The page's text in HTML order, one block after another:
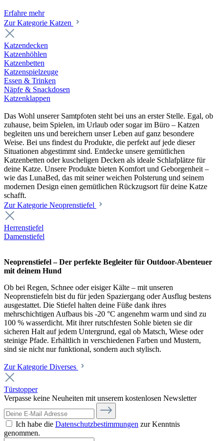
Erfahre mehr
Zur Kategorie Katzen
Katzendecken
Katzenhöhlen
Katzenbetten
Katzenspielzeuge
Essen & Trinken
Näpfe & Snackdosen
Katzenklappen
Das Wohl unserer Samtpfoten steht bei uns an erster Stelle. Egal, ob
zuhause, beim Spielen, im Urlaub oder sogar im Büro – Katzen
begleiten uns und bereichern unser Leben auf ganz besondere
Weise. Bei uns findest du Produkte, die perfekt auf jede dieser
Situationen abgestimmt sind. Entdecke unsere gemütlichen
Katzenbetten oder kuscheligen Decken als ideale Schlafplätze für
deine Katze. Unsere Produkte bieten Komfort und Geborgenheit –
wie das LunaBed, das mit seiner weichen Polsterung und seinem
modernen Design einen gemütlichen Rückzugsort für deine Katze
schafft.
Zur Kategorie Neoprenstiefel
Herrenstiefel
Damenstiefel
Neoprenstiefel – Der perfekte Begleiter für Outdoor-Abenteuer
mit deinem Hund
Ob bei Regen, Schnee oder eisiger Kälte – mit unseren
Neoprenstiefeln bist du für jeden Spaziergang oder Ausflug bestens
ausgestattet. Die Stiefel halten deine Füße dank ihres
mehrschichtigen Aufbaus bis -20 °C angenehm warm und sind zu
100 % wasserdicht. Mit ihrer rutschfesten Sohle bieten sie dir
sicheren Halt auf jedem Untergrund, egal ob Matsch, Wiese oder
steinige Pfade. Erhältlich in verschiedenen Farben und Mustern,
sind sie nicht nur funktional, sondern auch stylisch.
Zur Kategorie Diverses
Türstopper
Verpasse keine Neuheiten mit unserem kostenlosen Newsletter
Ich habe die Datenschutzbestimmungen zur Kenntnis
genommen.